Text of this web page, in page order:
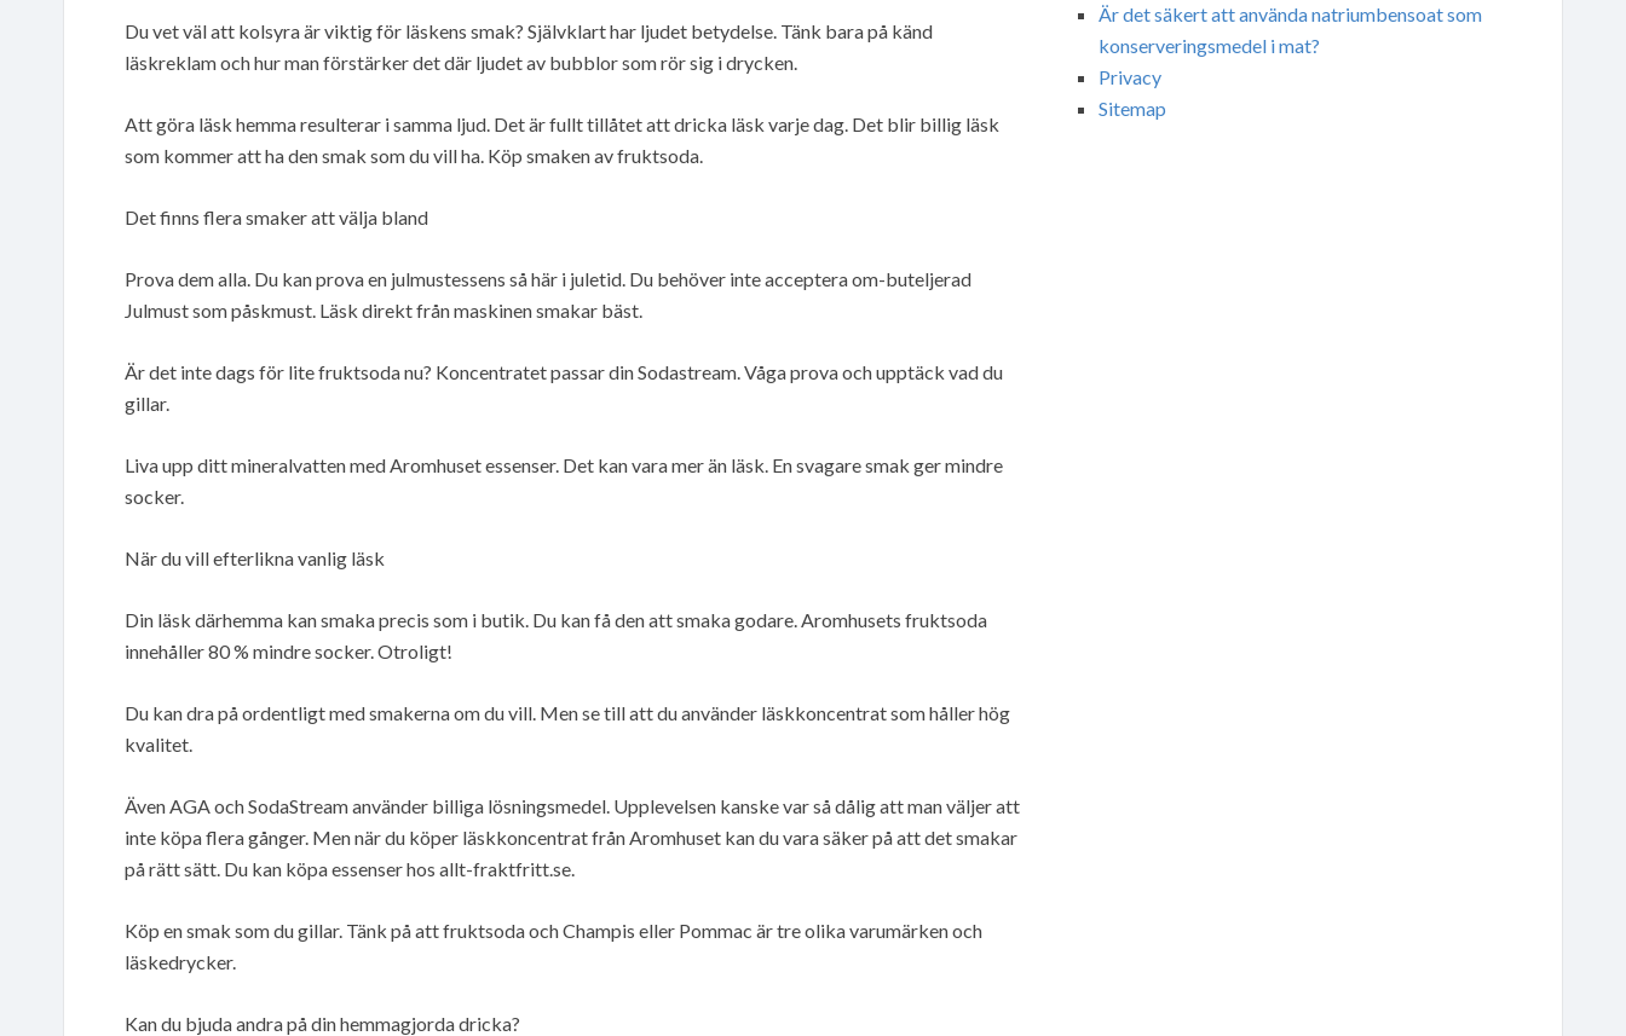
Du vet väl att kolsyra är viktig för läskens smak? Självklart har ljudet betydelse. Tänk bara på känd
läskreklam och hur man förstärker det där ljudet av bubblor som rör sig i drycken.
Att göra läsk hemma resulterar i samma ljud. Det är fullt tillåtet att dricka läsk varje dag. Det blir billig läsk
som kommer att ha den smak som du vill ha. Köp smaken av fruktsoda.
Det finns flera smaker att välja bland
Prova dem alla. Du kan prova en julmustessens så här i juletid. Du behöver inte acceptera om-buteljerad
Julmust som påskmust. Läsk direkt från maskinen smakar bäst.
Är det inte dags för lite fruktsoda nu? Koncentratet passar din Sodastream. Våga prova och upptäck vad du
gillar.
Liva upp ditt mineralvatten med Aromhuset essenser. Det kan vara mer än läsk. En svagare smak ger mindre
socker.
När du vill efterlikna vanlig läsk
Din läsk därhemma kan smaka precis som i butik. Du kan få den att smaka godare. Aromhusets fruktsoda
innehåller 80 % mindre socker. Otroligt!
Du kan dra på ordentligt med smakerna om du vill. Men se till att du använder läskkoncentrat som håller hög
kvalitet.
Även AGA och SodaStream använder billiga lösningsmedel. Upplevelsen kanske var så dålig att man väljer att
inte köpa flera gånger. Men när du köper läskkoncentrat från Aromhuset kan du vara säker på att det smakar
på rätt sätt. Du kan köpa essenser hos allt-fraktfritt.se.
Köp en smak som du gillar. Tänk på att fruktsoda och Champis eller Pommac är tre olika varumärken och
läskedrycker.
Kan du bjuda andra på din hemmagjorda dricka?
Är det säkert att använda natriumbensoat som
konserveringsmedel i mat?
Privacy
Sitemap